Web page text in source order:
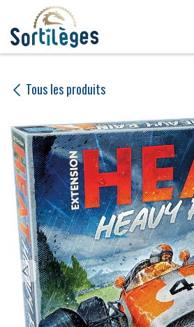
Se rendre au contenu
Tous les produits